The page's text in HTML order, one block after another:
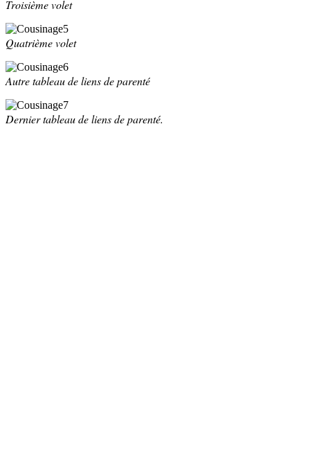
Troisième volet
Quatrième volet
Autre tableau de liens de parenté
Dernier tableau de liens de parenté.